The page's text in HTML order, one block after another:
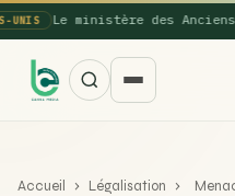
Le ministère des Anciens
Accueil › Légalisation ›